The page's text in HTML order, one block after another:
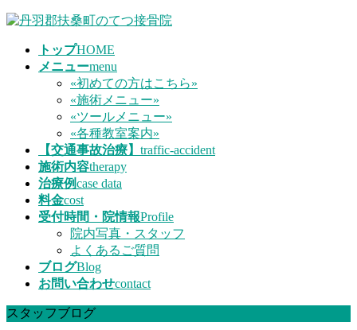
コ
ナ
トップHOME
メニューmenu
«初めての方はこちら»
«施術メニュー»
«ツールメニュー»
«各種教室案内»
【交通事故治療】 traffic-accident
施術内容therapy
治療例case data
料金cost
受付時間・院情報Profile
院内写真・スタッフ
よくあるご質問
ブログBlog
お問い合わせcontact
スタッフブログ